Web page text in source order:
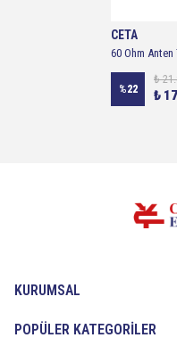
CETA
60 Ohm
%22
₺
₺
KURUMSAL
POPÜLER KATEGORİLER